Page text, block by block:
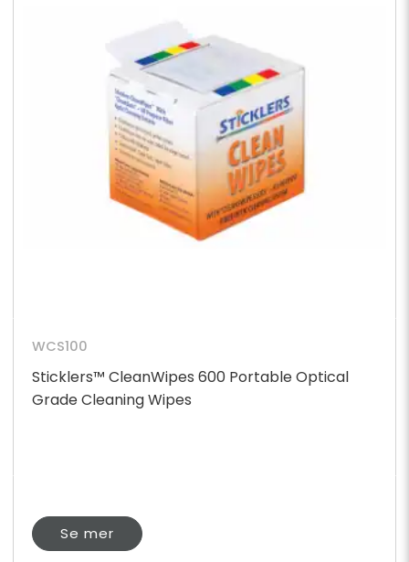
WCS100
Sticklers™ CleanWipes 600 Portable Optical
Grade Cleaning Wipes
Se mer